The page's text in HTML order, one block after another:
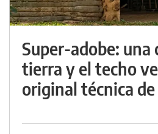
Super-adobe: una
tierra y el techo
original técnica